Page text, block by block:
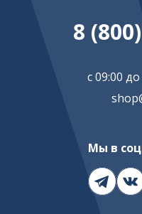
8
с 09:00
Мы в